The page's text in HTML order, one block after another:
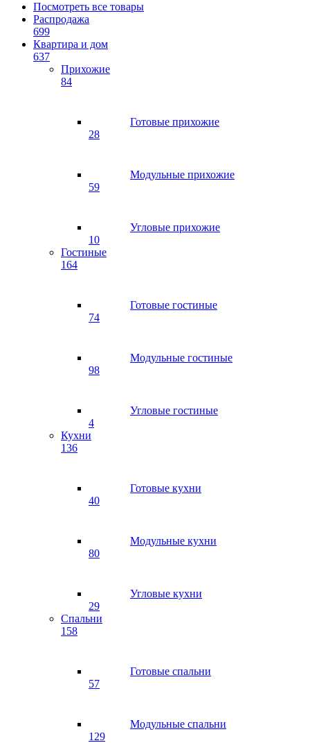
Посмотреть все товары
Распродажа
699
Квартира и дом
637
Прихожие
84
Готовые прихожие
28
Модульные прихожие
59
Угловые прихожие
10
Гостиные
164
Готовые гостиные
74
Модульные гостиные
98
Угловые гостиные
4
Кухни
136
Готовые кухни
40
Модульные кухни
80
Угловые кухни
29
Спальни
158
Готовые спальни
57
Модульные спальни
129